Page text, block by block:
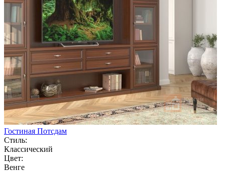
Гостиная Потсдам
Стиль:
Классический
Цвет:
Венге